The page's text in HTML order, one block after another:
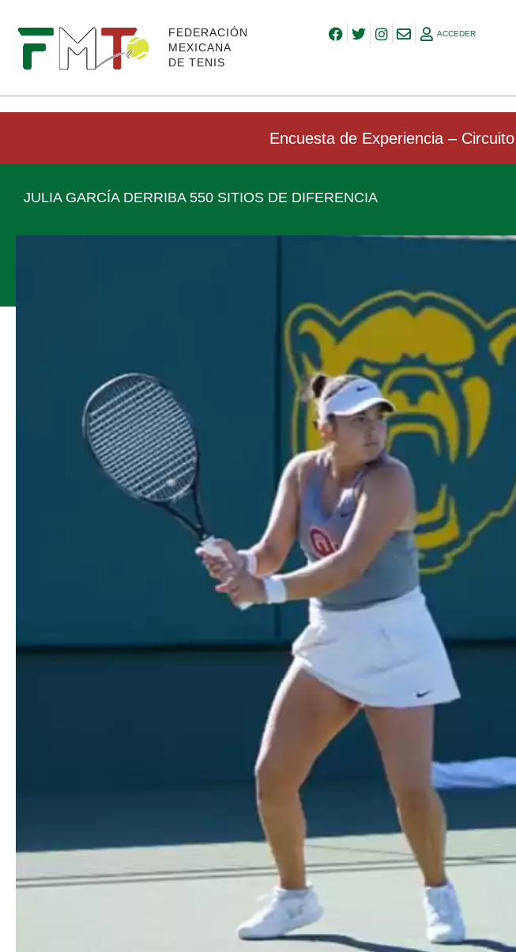
FEDERACIÓN
MEXICANA
DE TENIS
ACCEDER
Encuesta de Experiencia –
JULIA GARCÍA DERRIBA 550 SITIOS DE DIFERENCIA